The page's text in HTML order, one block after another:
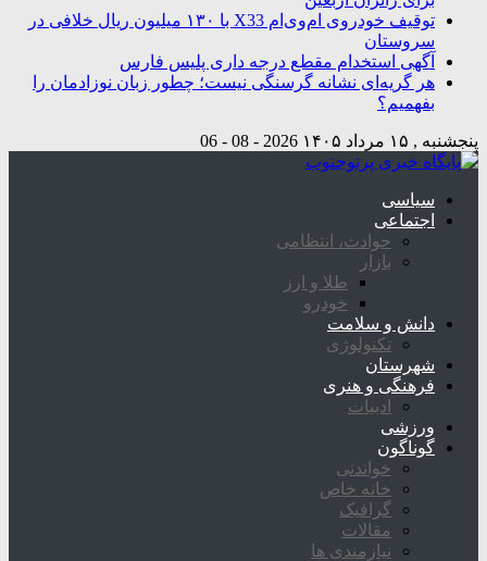
توقیف خودروی ام‌وی‌ام X33 با ۱۳۰ میلیون ریال خلافی در
سروستان
آگهی استخدام مقطع درجه داری پلیس فارس
هر گریه‌ای نشانه گرسنگی نیست؛ چطور زبان نوزادمان را
بفهمیم؟
پنجشنبه , ۱۵ مرداد ۱۴۰۵ 2026 - 08 - 06
سیاسی
اجتماعی
حوادث، انتظامی
بازار
طلا و ارز
خودرو
دانش و سلامت
تکنولوژی
شهرستان
فرهنگی و هنری
ادبیات
ورزشی
گوناگون
خواندنی
خانه خاص
گرافیک
مقالات
نیازمندی ها